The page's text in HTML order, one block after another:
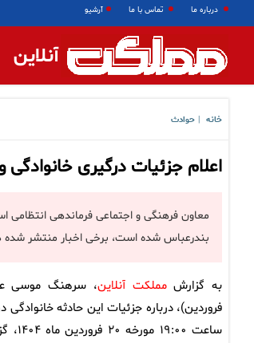
درباره ما تماس با ما آرشیو
آنلاین
خانه حوادث
اعلام جزئیات درگیری
معاون فرهنگی و اجتماعی فرماندهی انتظامی
بندرعباس شده است، برخی اخبار منتشر شده
به گزارشمملکت آنلاین
فروردین)، درباره جزئیات این حادثه خانوادگی
ساعت